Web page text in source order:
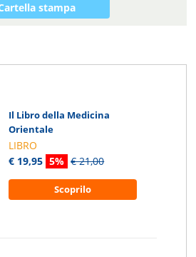
stampa
Il Libro della Medicina
Orientale
LIBRO
€ 19,95 5% € 21,00
Scoprilo